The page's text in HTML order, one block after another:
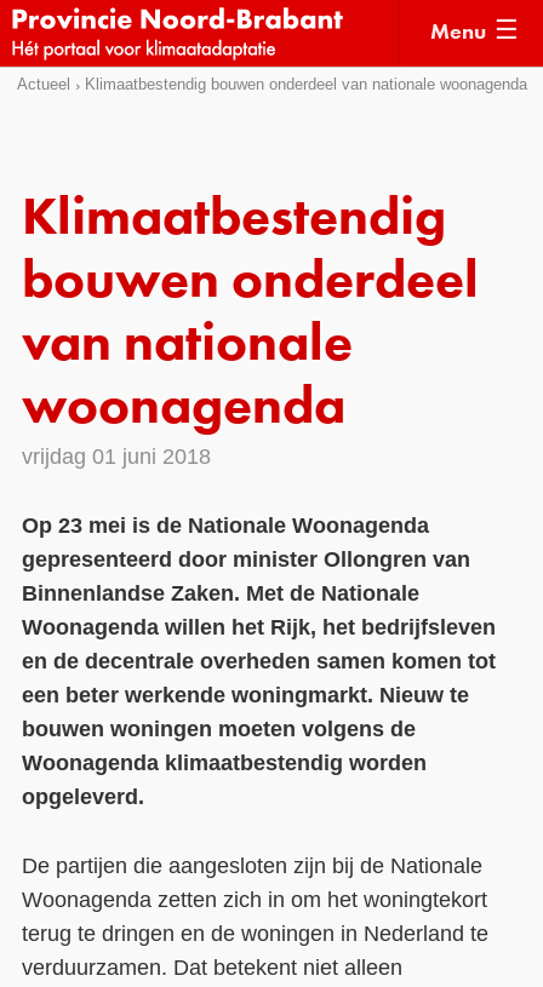
Sla
Direct
naar
menu
naar
pagina
Menu
Actueel Klimaatbestendig bouwen onderdeel van nationale woonagenda
Klimaatbestendig
bouwen onderdeel
van nationale
woonagenda
vrijdag 01 juni 2018
Op 23 mei is de Nationale Woonagenda
gepresenteerd door minister Ollongren van
Binnenlandse Zaken. Met de Nationale
Woonagenda willen het Rijk, het bedrijfsleven
en de decentrale overheden samen komen tot
een beter werkende woningmarkt. Nieuw te
bouwen woningen moeten volgens de
Woonagenda klimaatbestendig worden
opgeleverd.
De partijen die aangesloten zijn bij de Nationale
Woonagenda zetten zich in om het woningtekort
terug te dringen en de woningen in Nederland te
verduurzamen. Dat betekent niet alleen
Actueel
Klimaatverhalen
Hulpmiddelen
Voorbeelden
Subsidies
Contact
Over ons
LIFE-IP Klimaatadaptatie
Weerbaar Dommelland